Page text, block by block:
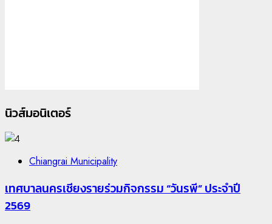
นิวส์มอนิเตอร์
Chiangrai Municipality
เทศบาลนครเชียงรายร่วมกิจกรรม “วันรพี” ประจำปี
2569